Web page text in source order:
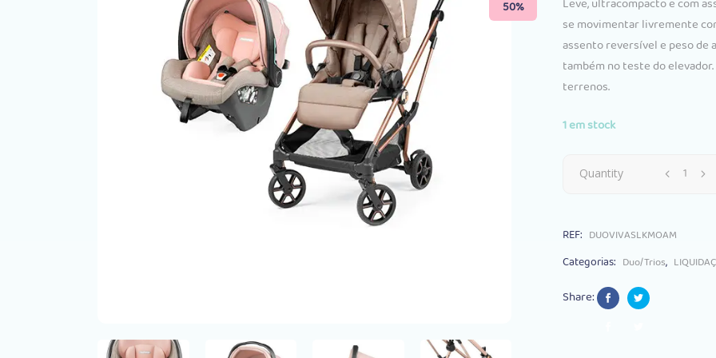
50%
era:
Leve, ultracompacto e com
se movimentar livremente
assento reversível e peso de
também no teste do
terrenos.
1 em stock
Duo
Perego
Quantity
REF: DUOVIVASLKMOAM
Categorias: Duo/Trios,
Share: